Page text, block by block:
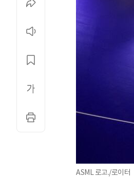
ASML 로고./로이터